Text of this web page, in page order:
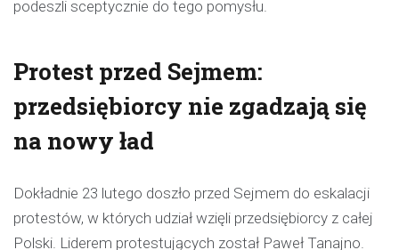
podeszli sceptycznie do tego pomysłu.
Protest przed Sejmem:
przedsiębiorcy nie zgadzają się
na nowy ład
Dokładnie 23 lutego doszło przed Sejmem do eskalacji
protestów, w których udział wzięli przedsiębiorcy z całej
Polski. Liderem protestujących został Paweł Tanajno.